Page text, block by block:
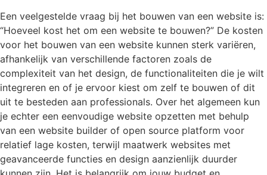
Een veelgestelde vraag bij het bouwen van een website is:
“Hoeveel kost het om een website te bouwen?” De kosten
voor het bouwen van een website kunnen sterk variëren,
afhankelijk van verschillende factoren zoals de
complexiteit van het design, de functionaliteiten die je wilt
integreren en of je ervoor kiest om zelf te bouwen of dit
uit te besteden aan professionals. Over het algemeen kun
je echter een eenvoudige website opzetten met behulp
van een website builder of open source platform voor
relatief lage kosten, terwijl maatwerk websites met
geavanceerde functies en design aanzienlijk duurder